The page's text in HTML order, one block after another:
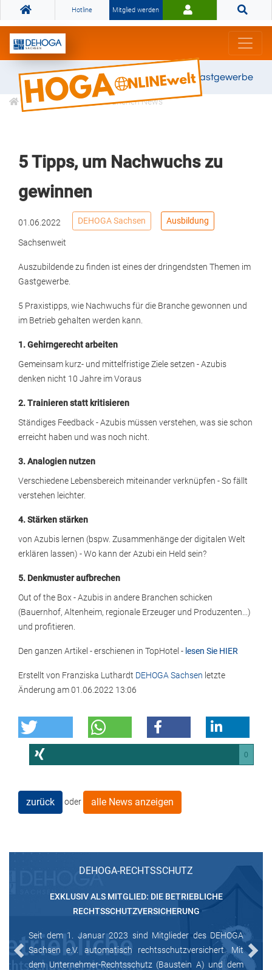
Hotline Mitglied werden
Gemeinsam stark für das Gastgewerbe
Informationen Branchen News
5 Tipps, um Nachwuchs zu
gewinnen
01.06.2022 DEHOGA Sachsen Ausbildung
Sachsenweit
Auszubildende zu finden ist eines der dringendsten Themen im
Gastgewerbe.
5 Praxistipps, wie Nachwuchs für die Branche gewonnen und
im Betrieb gehalten werden kann.
1. Gehirngerecht arbeiten
Gemeinsam kurz- und mittelfristige Ziele setzen - Azubis
denken nicht 10 Jahre im Voraus
2. Trainieren statt kritisieren
Ständiges Feedback - Azubis müssen verstehen, was sie schon
erreicht haben und was noch nicht.
3. Analogien nutzen
Verschiedene Lebensbereich miteinander verknüpfen - So fällt
verstehen leichter.
4. Stärken stärken
von Azubis lernen (bspw. Zusammenhänge der digitalen Welt
erklären lassen) - Wo kann der Azubi ein Held sein?
5. Denkmuster aufbrechen
Out of the Box - Azubis in andere Branchen schicken
(Bauernhof, Altenheim, regionale Erzeuger und Produzenten...)
und profitieren.
Den ganzen Artikel - erschienen in TopHotel - lesen Sie HIER
Erstellt von Franziska Luthardt DEHOGA Sachsen letzte
Änderung am01.06.2022 13:06
0
zurück oder alle News anzeigen
DEHOGA-RECHTSSCHUTZ
EXKLUSIV ALS MITGLIED: DIE BETRIEBLICHE
RECHTSSCHUTZVERSICHERUNG
Seit dem 1. Januar 2023 sind Mitglieder des DEHOGA
Sachsen e.V. automatisch rechtsschutzversichert. Mit
dem Unternehmer-Rechtsschutz (Baustein A) und dem
Previous Next